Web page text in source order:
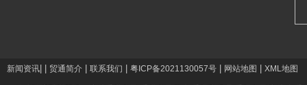
新闻资讯 贸通简介 联系我们 粤ICP备2021130057号 网站地图 XML地图